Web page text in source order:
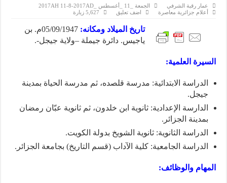
عمار رقبة الشرفي
الجمعة _11 _أغسطس _2017AH 11-8-2017AD
أعلام جزائرية معاصرة
اضف تعليق 5,627 زيارة
تاريخ الميلاد ومكانه:
05/09/1947م. بن
ياجيس. دائرة جيملة –ولاية جيجل-.
السيرة العلمية:
الدراسة الابتدائية: مدرسة قلصده، ثم مدرسة الحياة بمدينة
جيجل.
الدارسة الإعدادية: ثانوية ابن خلدون، ثم ثانوية عبّان رمضان
بمدينة الجزائر.
الدراسة الثانوية: ثانوية الشويخ بدولة الكويت.
الدراسة الجامعية: كلية الآداب (قسم التاريخ) بجامعة الجزائر.
المهام والوظائف: